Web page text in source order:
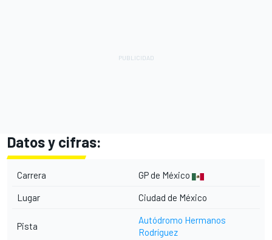
Datos y cifras:
Carrera GP de México
Lugar Ciudad de México
Pista
Autódromo Hermanos
Rodríguez